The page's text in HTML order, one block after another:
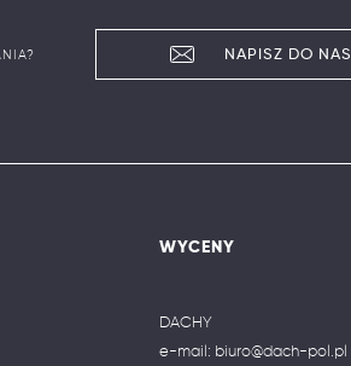
NAPISZ DO NAS
WYCENY
DACHY
e-mail: biuro@dach-pol.pl